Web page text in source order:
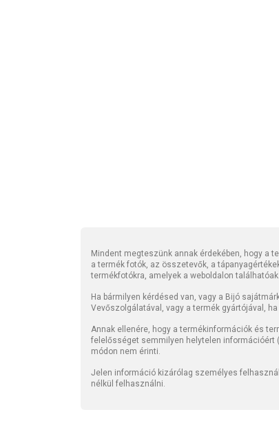
Mindent megteszünk annak érdekében, hogy a
a termék fotók, az összetevők, a
termékfotókra, amelyek a weboldalon találhatóak.
Ha bármilyen kérdésed van, vagy a Bijó
Vevőszolgálatával, vagy a termék gyártójával,
Annak ellenére, hogy a termékinformációk és
felelősséget semmilyen helytelen információért
módon nem érinti.
Jelen információ kizárólag személyes
nélkül felhasználni.